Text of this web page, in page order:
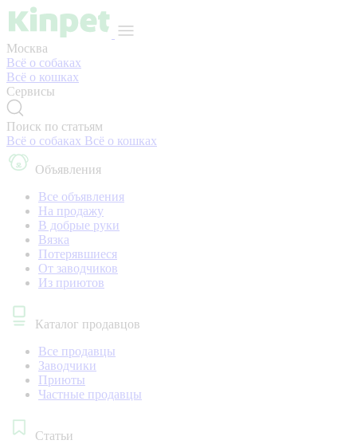
Москва
Всё о собаках
Всё о кошках
Сервисы
Поиск по статьям
Всё о собаках Всё о кошках
Объявления
Все объявления
На продажу
В добрые руки
Вязка
Потерявшиеся
От заводчиков
Из приютов
Каталог продавцов
Все продавцы
Заводчики
Приюты
Частные продавцы
Статьи